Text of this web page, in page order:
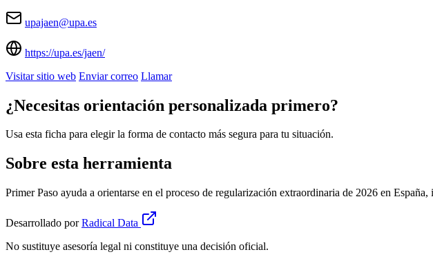
upajaen@upa.es
https://upa.es/jaen/
Visitar sitio web Enviar correo Llamar
¿Necesitas orientación personalizada primero?
Usa esta ficha para elegir la forma de contacto más segura para tu situación.
Sobre esta herramienta
Primer Paso ayuda a orientarse en el proceso de regularización extraordinaria de 2026 en
Desarrollado porRadical Data
No sustituye asesoría legal ni constituye una decisión oficial.